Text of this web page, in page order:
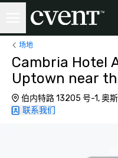
场地
Cambria Hotel
Uptown near
伯内特路 13205 号-1, 奥
联系我们